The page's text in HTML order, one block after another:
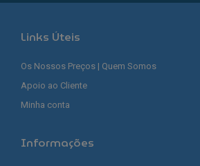
Links Úteis
Os Nossos Preços | Quem Somos
Apoio ao Cliente
Minha conta
Informações